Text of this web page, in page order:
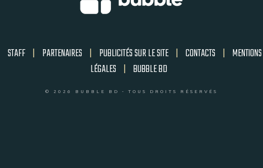
STAFF | PARTENAIRES | PUBLICITÉS SUR LE SITE | CONTACTS | MENTIONS
LÉGALES | BUBBLE BD
© 2026 BUBBLE BD - TOUS DROITS RÉSERVÉS